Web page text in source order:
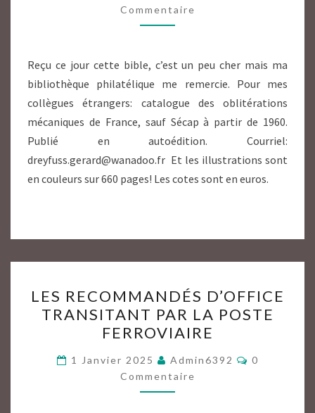
LES
BUREAUX-
LES
ENTREPÔTS
ET
LES
CENTRES
DE
TRI
Commentaire
Reçu ce jour cette bible, c’est un peu cher mais ma
bibliothèque philatélique me remercie. Pour mes
collègues étrangers: catalogue des oblitérations
mécaniques de France, sauf Sécap à partir de 1960.
Publié en autoédition. Courriel:
dreyfuss.gerard@wanadoo.fr Et les illustrations sont
en couleurs sur 660 pages! Les cotes sont en euros.
RECOMMANDÉS
D’OFFICE
TRANSITANT
PAR
LA
POSTE
LES RECOMMANDÉS D’OFFICE
TRANSITANT PAR LA POSTE
FERROVIAIRE
1 Janvier 2025 Admin6392
0
Commentaire